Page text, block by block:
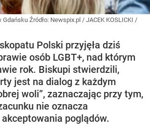
Gdańsku Źródło: Newspix.pl / JACEK KOSLICKI /
Polski przyjęła dziś
osób LGBT+, nad którym
rok. Biskupi stwierdzili,
jest na dialog z każdym
woli”, zaznaczając przy tym,
nie oznacza
poglądów.